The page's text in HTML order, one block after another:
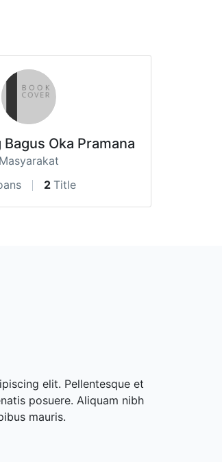
Oka Pramana
Masyarakat
2 Title
elit. Pellentesque et
posuere. Aliquam nibh
mauris.